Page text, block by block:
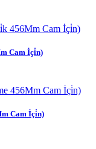
Cam İçi̇n)
Cam İçi̇n)